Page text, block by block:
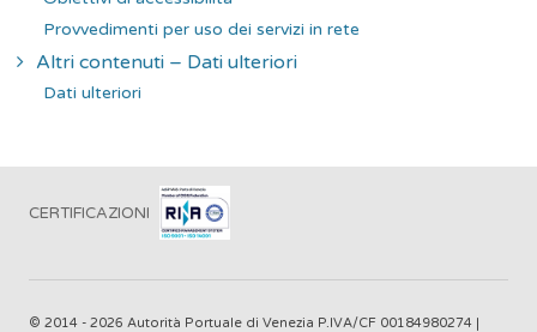
Provvedimenti per uso dei servizi in rete
Altri contenuti – Dati ulteriori
Dati ulteriori
CERTIFICAZIONI
© 2014 - 2026 Autorità Portuale di Venezia P.IVA/CF 00184980274 |